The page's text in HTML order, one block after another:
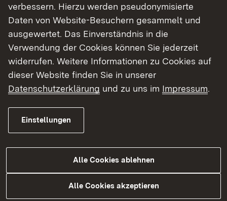
verbessern. Hierzu werden pseudonymisierte
Daten von Website-Besuchern gesammelt und
ausgewertet. Das Einverständnis in die
Verwendung der Cookies können Sie jederzeit
widerrufen. Weitere Informationen zu Cookies auf
dieser Website finden Sie in unserer
Datenschutzerklärung und zu uns im Impressum.
Einstellungen
Alle Cookies ablehnen
Alle Cookies akzeptieren